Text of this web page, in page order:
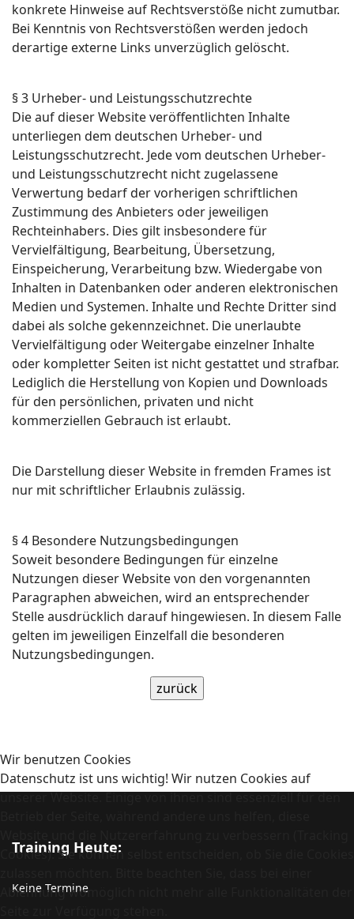
konkrete Hinweise auf Rechtsverstöße nicht zumutbar.
Bei Kenntnis von Rechtsverstößen werden jedoch
derartige externe Links unverzüglich gelöscht.
§ 3 Urheber- und Leistungsschutzrechte
Die auf dieser Website veröffentlichten Inhalte
unterliegen dem deutschen Urheber- und
Leistungsschutzrecht. Jede vom deutschen Urheber-
und Leistungsschutzrecht nicht zugelassene
Verwertung bedarf der vorherigen schriftlichen
Zustimmung des Anbieters oder jeweiligen
Rechteinhabers. Dies gilt insbesondere für
Vervielfältigung, Bearbeitung, Übersetzung,
Einspeicherung, Verarbeitung bzw. Wiedergabe von
Inhalten in Datenbanken oder anderen elektronischen
Medien und Systemen. Inhalte und Rechte Dritter sind
dabei als solche gekennzeichnet. Die unerlaubte
Vervielfältigung oder Weitergabe einzelner Inhalte
oder kompletter Seiten ist nicht gestattet und strafbar.
Lediglich die Herstellung von Kopien und Downloads
für den persönlichen, privaten und nicht
kommerziellen Gebrauch ist erlaubt.
Die Darstellung dieser Website in fremden Frames ist
nur mit schriftlicher Erlaubnis zulässig.
§ 4 Besondere Nutzungsbedingungen
Soweit besondere Bedingungen für einzelne
Nutzungen dieser Website von den vorgenannten
Paragraphen abweichen, wird an entsprechender
Stelle ausdrücklich darauf hingewiesen. In diesem Falle
gelten im jeweiligen Einzelfall die besonderen
Nutzungsbedingungen.
Training Heute:
Keine Termine
Wir benutzen Cookies
Datenschutz ist uns wichtig! Wir nutzen Cookies auf
unserer Website. Einige von ihnen sind essenziell für den
Cookies). Sie können selbst entscheiden, ob Sie die Cookies
Ablehnung womöglich nicht mehr alle Funktionalitäten der